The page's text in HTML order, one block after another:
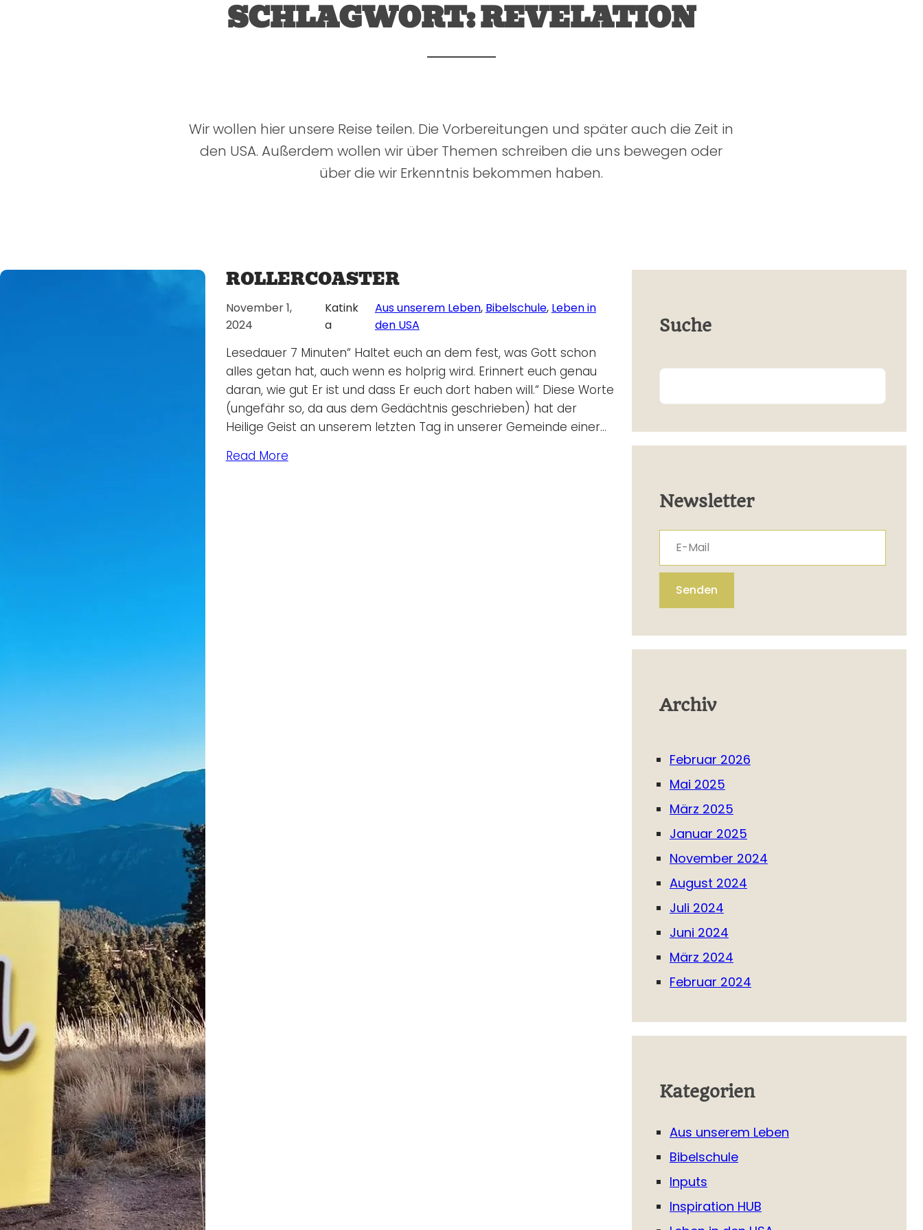
SCHLAGWORT:REVELATION
Wir wollen hier unsere Reise teilen. Die Vorbereitungen und später auch die Zeit in
den USA. Außerdem wollen wir über Themen schreiben die uns bewegen oder
über die wir Erkenntnis bekommen haben.
ROLLERCOASTER
November 1,
2024
Katink
a
Aus unserem Leben, Bibelschule, Leben in
den USA
Lesedauer 7 Minuten“ Haltet euch an dem fest, was Gott schon
alles getan hat, auch wenn es holprig wird. Erinnert euch genau
daran, wie gut Er ist und dass Er euch dort haben will.“ Diese Worte
(ungefähr so, da aus dem Gedächtnis geschrieben) hat der
Heilige Geist an unserem letzten Tag in unserer Gemeinde einer…
Read More
Suche
Search
Newsletter
E-Mail
Senden
Archiv
Februar 2026
Mai 2025
März 2025
Januar 2025
November 2024
August 2024
Juli 2024
Juni 2024
März 2024
Februar 2024
Kategorien
Aus unserem Leben
Bibelschule
Inputs
Inspiration HUB